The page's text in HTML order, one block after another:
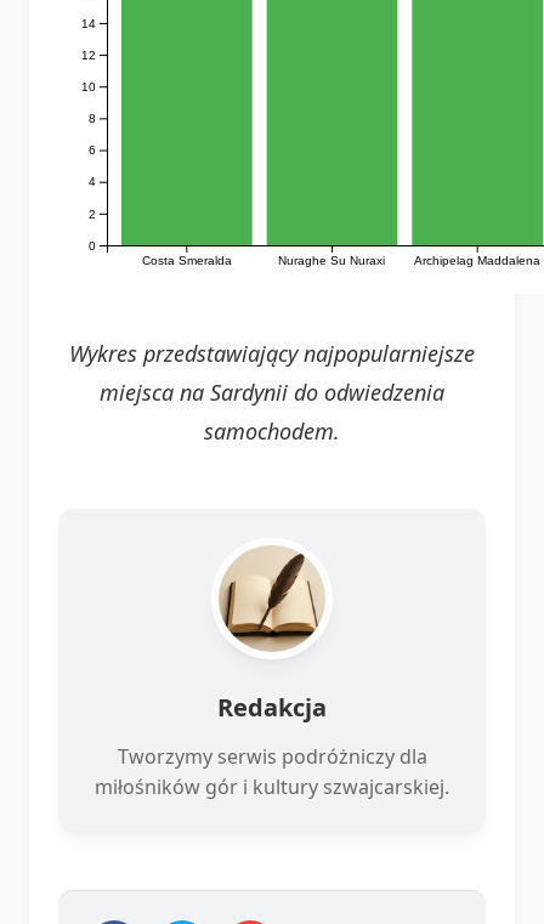
Costa Smeralda Nuraghe Su Nuraxi Archipelag Maddalena
0
2
4
6
8
10
12
14
Wykres przedstawiający najpopularniejsze
miejsca na Sardynii do odwiedzenia
samochodem.
Redakcja
Tworzymy serwis podróżniczy dla
miłośników gór i kultury szwajcarskiej.